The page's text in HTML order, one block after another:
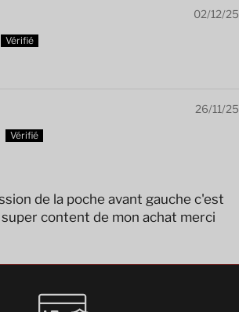
02/12/25
26/11/25
de la poche avant gauche c'est
content de mon achat merci